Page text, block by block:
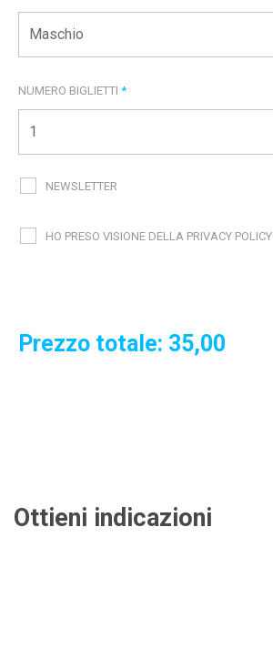
NUMERO BIGLIETTI *
NEWSLETTER
HO PRESO VISIONE DELLA PRIVACY POLICY
Prezzo totale: 35,00
Ottieni indicazioni